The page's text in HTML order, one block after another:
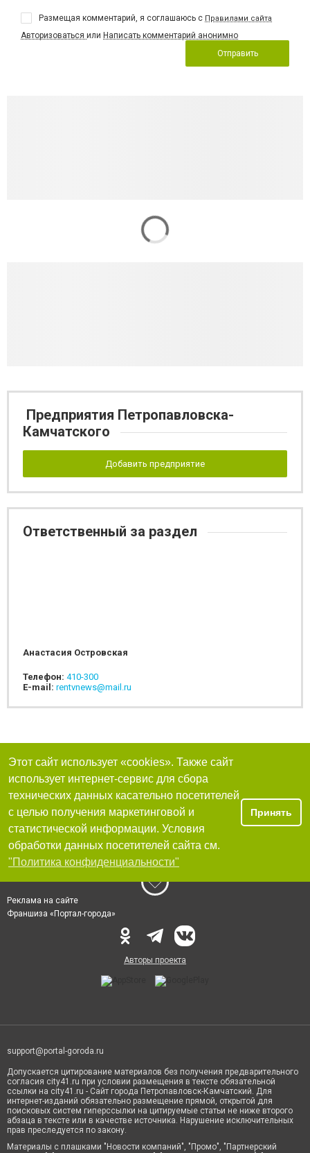
Размещая комментарий, я соглашаюсь с Правилами сайта
Авторизоваться или Написать комментарий анонимно
Отправить
Предприятия Петропавловска-
Камчатского
Добавить предприятие
Ответственный за раздел
Анастасия Островская
Телефон: 410-300
E-mail: rentvnews@mail.ru
Этот сайт использует «cookies». Также сайт
использует интернет-сервис для сбора
технических данных касательно посетителей
с целью получения маркетинговой и
статистической информации. Условия
обработки данных посетителей сайта см.
"Политика конфиденциальности"
Принять
Реклама на сайте
Франшиза «Портал-города»
Авторы проекта
support@portal-goroda.ru
Допускается цитирование материалов без получения предварительного
согласия city41.ru при условии размещения в тексте обязательной
ссылки на city41.ru - Сайт города Петропавловск-Камчатский. Для
интернет-изданий обязательно размещение прямой, открытой для
поисковых систем гиперссылки на цитируемые статьи не ниже второго
абзаца в тексте или в качестве источника. Нарушение исключительных
прав преследуется по закону.
Материалы с плашками "Новости компаний", "Промо", "Партнерский